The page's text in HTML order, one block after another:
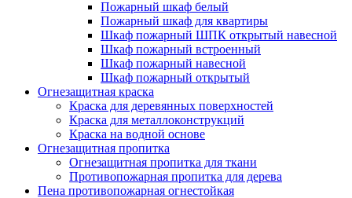
Пожарный шкаф белый
Пожарный шкаф для квартиры
Шкаф пожарный ШПК открытый навесной
Шкаф пожарный встроенный
Шкаф пожарный навесной
Шкаф пожарный открытый
Огнезащитная краска
Краска для деревянных поверхностей
Краска для металлоконструкций
Краска на водной основе
Огнезащитная пропитка
Огнезащитная пропитка для ткани
Противопожарная пропитка для дерева
Пена противопожарная огнестойкая